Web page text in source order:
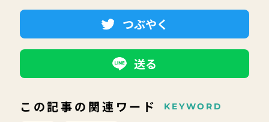
つぶやく
送る
この記事の関連ワード KEYWORD